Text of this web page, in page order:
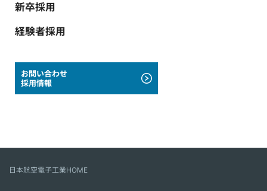
新卒採用
経験者採用
お問い合わせ
採用情報
日本航空電子工業HOME